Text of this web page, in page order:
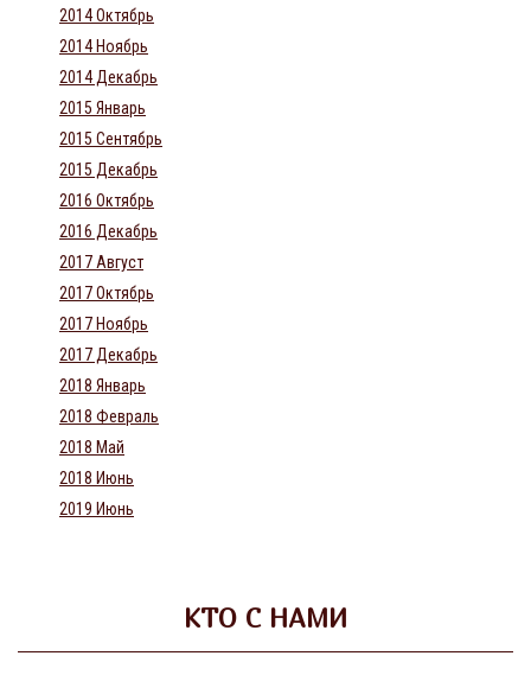
2014 Октябрь
2014 Ноябрь
2014 Декабрь
2015 Январь
2015 Сентябрь
2015 Декабрь
2016 Октябрь
2016 Декабрь
2017 Август
2017 Октябрь
2017 Ноябрь
2017 Декабрь
2018 Январь
2018 Февраль
2018 Май
2018 Июнь
2019 Июнь
КТО С НАМИ